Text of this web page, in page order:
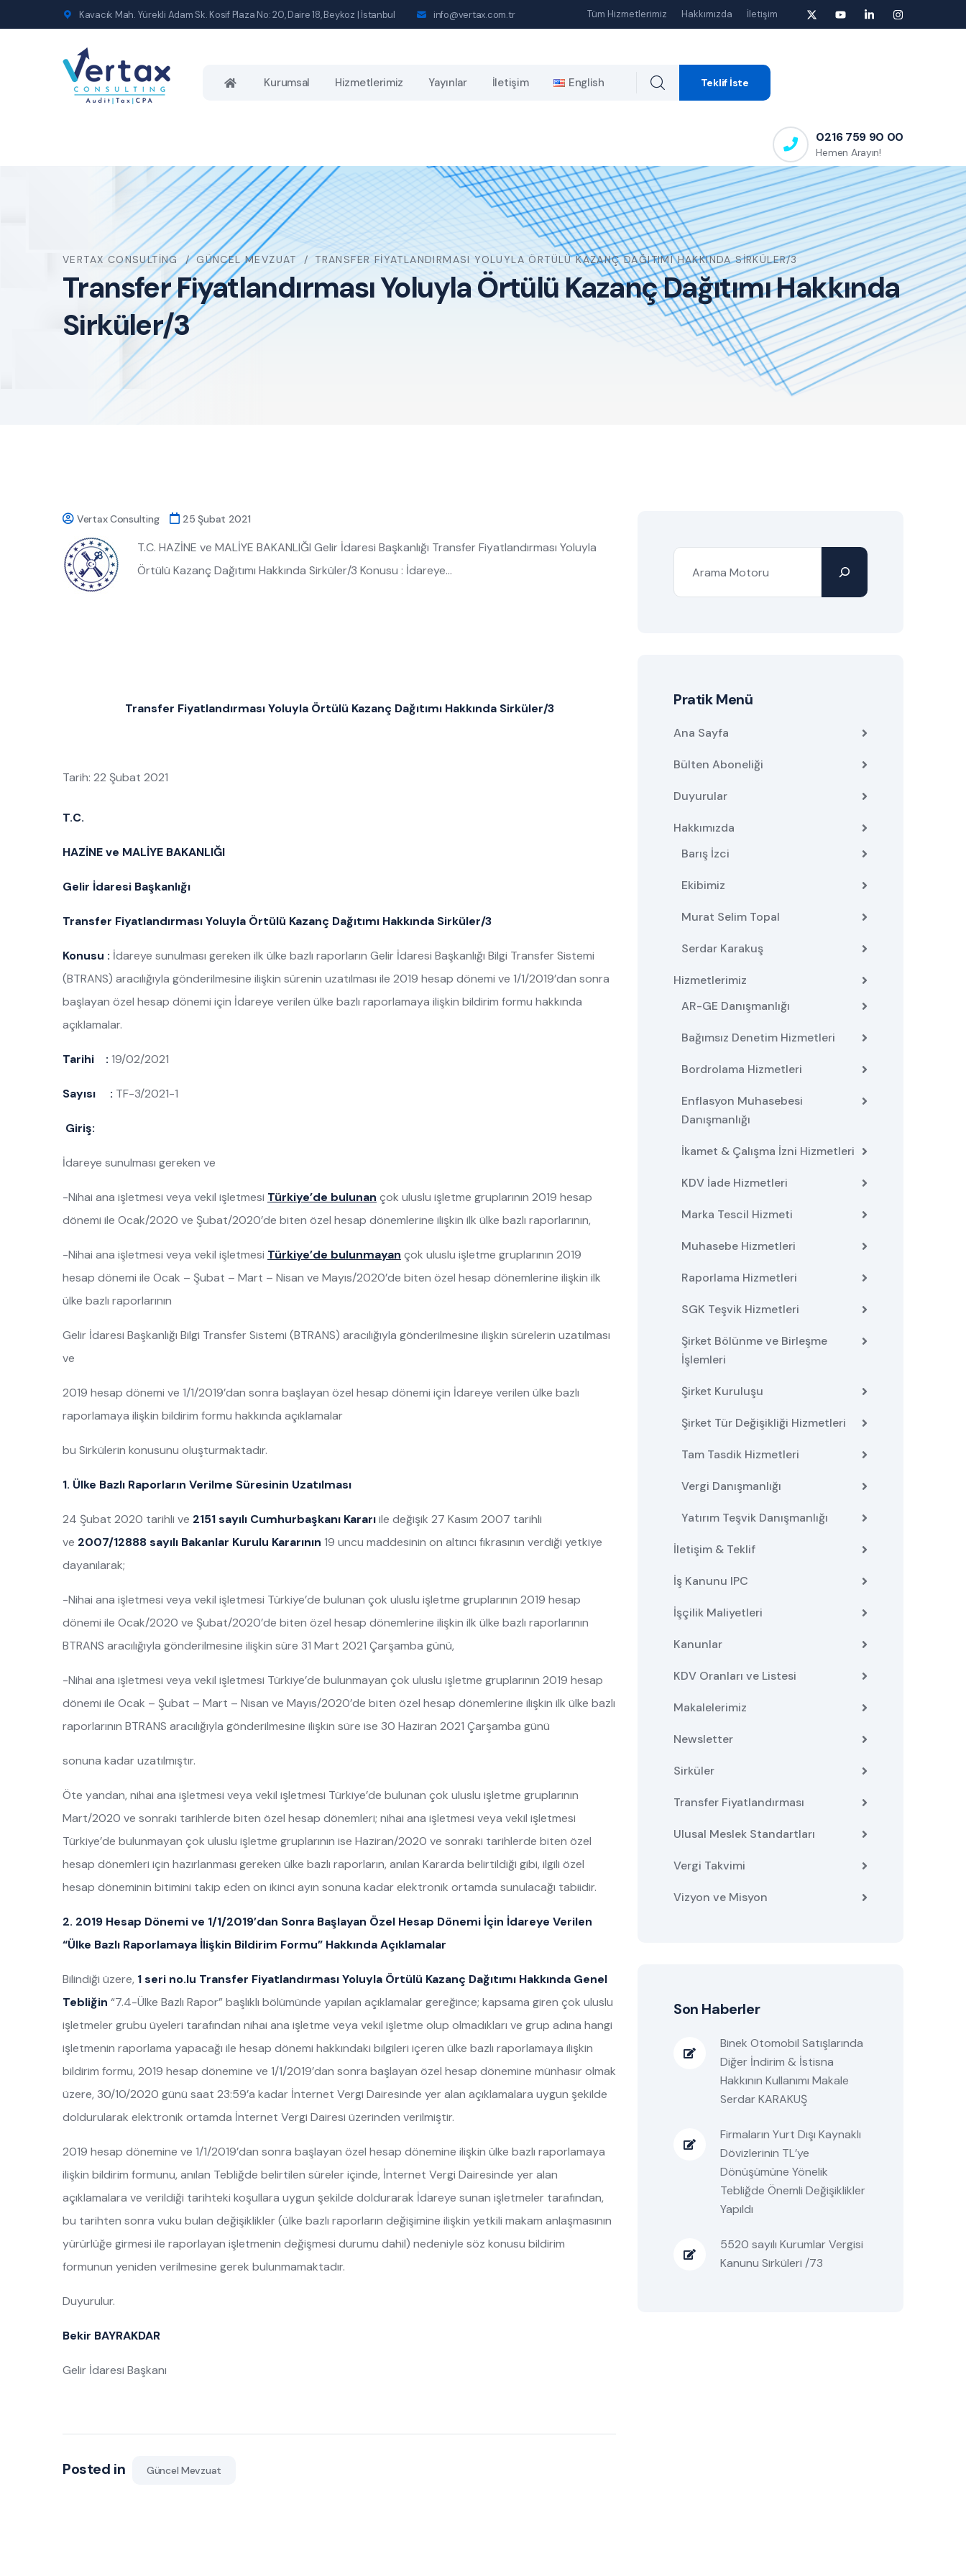
Kavacık Mah. Yürekli Adam Sk. Kosif Plaza No: 20, Daire 18, Beykoz | İstanbul info@vertax.com.tr Tüm Hizmetlerimiz Hakkımızda İletişim
Kurumsal Hizmetlerimiz Yayınlar İletişim English Teklif İste
0216 759 90 00
Hemen Arayın!
VERTAX CONSULTING GÜNCEL MEVZUAT TRANSFER FIYATLANDIRMASI YOLUYLA ÖRTÜLÜ KAZANÇ DAĞITIMI HAKKINDA SIRKÜLER/3
Transfer Fiyatlandırması Yoluyla Örtülü Kazanç Dağıtımı Hakkında
Sirküler/3
Vertax Consulting 25 Şubat 2021
T.C. HAZİNE ve MALİYE BAKANLIĞI Gelir İdaresi Başkanlığı Transfer Fiyatlandırması Yoluyla
Örtülü Kazanç Dağıtımı Hakkında Sirküler/3 Konusu : İdareye…
Transfer Fiyatlandırması Yoluyla Örtülü Kazanç Dağıtımı Hakkında Sirküler/3
Tarih: 22 Şubat 2021
T.C.
HAZİNE ve MALİYE BAKANLIĞI
Gelir İdaresi Başkanlığı
Transfer Fiyatlandırması Yoluyla Örtülü Kazanç Dağıtımı Hakkında Sirküler/3
Konusu : İdareye sunulması gereken ilk ülke bazlı raporların Gelir İdaresi Başkanlığı Bilgi Transfer Sistemi
(BTRANS) aracılığıyla gönderilmesine ilişkin sürenin uzatılması ile 2019 hesap dönemi ve 1/1/2019’dan sonra
başlayan özel hesap dönemi için İdareye verilen ülke bazlı raporlamaya ilişkin bildirim formu hakkında
açıklamalar.
Tarihi : 19/02/2021
Sayısı : TF-3/2021-1
Giriş:
İdareye sunulması gereken ve
-Nihai ana işletmesi veya vekil işletmesi Türkiye’de bulunan çok uluslu işletme gruplarının 2019 hesap
dönemi ile Ocak/2020 ve Şubat/2020’de biten özel hesap dönemlerine ilişkin ilk ülke bazlı raporlarının,
-Nihai ana işletmesi veya vekil işletmesi Türkiye’de bulunmayan çok uluslu işletme gruplarının 2019
hesap dönemi ile Ocak – Şubat – Mart – Nisan ve Mayıs/2020’de biten özel hesap dönemlerine ilişkin ilk
ülke bazlı raporlarının
Gelir İdaresi Başkanlığı Bilgi Transfer Sistemi (BTRANS) aracılığıyla gönderilmesine ilişkin sürelerin uzatılması
ve
2019 hesap dönemi ve 1/1/2019’dan sonra başlayan özel hesap dönemi için İdareye verilen ülke bazlı
raporlamaya ilişkin bildirim formu hakkında açıklamalar
bu Sirkülerin konusunu oluşturmaktadır.
1. Ülke Bazlı Raporların Verilme Süresinin Uzatılması
24 Şubat 2020 tarihli ve 2151 sayılı Cumhurbaşkanı Kararıile değişik 27 Kasım 2007 tarihli
ve 2007/12888 sayılı Bakanlar Kurulu Kararının 19 uncu maddesinin on altıncı fıkrasının verdiği yetkiye
dayanılarak;
-Nihai ana işletmesi veya vekil işletmesi Türkiye’de bulunan çok uluslu işletme gruplarının 2019 hesap
dönemi ile Ocak/2020 ve Şubat/2020’de biten özel hesap dönemlerine ilişkin ilk ülke bazlı raporlarının
BTRANS aracılığıyla gönderilmesine ilişkin süre 31 Mart 2021 Çarşamba günü,
-Nihai ana işletmesi veya vekil işletmesi Türkiye’de bulunmayan çok uluslu işletme gruplarının 2019 hesap
dönemi ile Ocak – Şubat – Mart – Nisan ve Mayıs/2020’de biten özel hesap dönemlerine ilişkin ilk ülke bazlı
raporlarının BTRANS aracılığıyla gönderilmesine ilişkin süre ise 30 Haziran 2021 Çarşamba günü
sonuna kadar uzatılmıştır.
Öte yandan, nihai ana işletmesi veya vekil işletmesi Türkiye’de bulunan çok uluslu işletme gruplarının
Mart/2020 ve sonraki tarihlerde biten özel hesap dönemleri; nihai ana işletmesi veya vekil işletmesi
Türkiye’de bulunmayan çok uluslu işletme gruplarının ise Haziran/2020 ve sonraki tarihlerde biten özel
hesap dönemleri için hazırlanması gereken ülke bazlı raporların, anılan Kararda belirtildiği gibi, ilgili özel
hesap döneminin bitimini takip eden on ikinci ayın sonuna kadar elektronik ortamda sunulacağı tabiidir.
2. 2019 Hesap Dönemi ve 1/1/2019’dan Sonra Başlayan Özel Hesap Dönemi İçin İdareye Verilen
“Ülke Bazlı Raporlamaya İlişkin Bildirim Formu” Hakkında Açıklamalar
Bilindiği üzere, 1 seri no.lu Transfer Fiyatlandırması Yoluyla Örtülü Kazanç Dağıtımı Hakkında Genel
Tebliğin “7.4-Ülke Bazlı Rapor” başlıklı bölümünde yapılan açıklamalar gereğince; kapsama giren çok uluslu
işletmeler grubu üyeleri tarafından nihai ana işletme veya vekil işletme olup olmadıkları ve grup adına hangi
işletmenin raporlama yapacağı ile hesap dönemi hakkındaki bilgileri içeren ülke bazlı raporlamaya ilişkin
bildirim formu, 2019 hesap dönemine ve 1/1/2019’dan sonra başlayan özel hesap dönemine münhasır olmak
üzere, 30/10/2020 günü saat 23:59’a kadar İnternet Vergi Dairesinde yer alan açıklamalara uygun şekilde
doldurularak elektronik ortamda İnternet Vergi Dairesi üzerinden verilmiştir.
2019 hesap dönemine ve 1/1/2019’dan sonra başlayan özel hesap dönemine ilişkin ülke bazlı raporlamaya
ilişkin bildirim formunu, anılan Tebliğde belirtilen süreler içinde, İnternet Vergi Dairesinde yer alan
açıklamalara ve verildiği tarihteki koşullara uygun şekilde doldurarak İdareye sunan işletmeler tarafından,
bu tarihten sonra vuku bulan değişiklikler (ülke bazlı raporların değişimine ilişkin yetkili makam anlaşmasının
yürürlüğe girmesi ile raporlayan işletmenin değişmesi durumu dahil) nedeniyle söz konusu bildirim
formunun yeniden verilmesine gerek bulunmamaktadır.
Duyurulur.
Bekir BAYRAKDAR
Gelir İdaresi Başkanı
Posted in Güncel Mevzuat
Pratik Menü
Ana Sayfa
Bülten Aboneliği
Duyurular
Hakkımızda
Barış İzci
Ekibimiz
Murat Selim Topal
Serdar Karakuş
Hizmetlerimiz
AR-GE Danışmanlığı
Bağımsız Denetim Hizmetleri
Bordrolama Hizmetleri
Enflasyon Muhasebesi
Danışmanlığı
İkamet & Çalışma İzni Hizmetleri
KDV İade Hizmetleri
Marka Tescil Hizmeti
Muhasebe Hizmetleri
Raporlama Hizmetleri
SGK Teşvik Hizmetleri
Şirket Bölünme ve Birleşme
İşlemleri
Şirket Kuruluşu
Şirket Tür Değişikliği Hizmetleri
Tam Tasdik Hizmetleri
Vergi Danışmanlığı
Yatırım Teşvik Danışmanlığı
İletişim & Teklif
İş Kanunu IPC
İşçilik Maliyetleri
Kanunlar
KDV Oranları ve Listesi
Makalelerimiz
Newsletter
Sirküler
Transfer Fiyatlandırması
Ulusal Meslek Standartları
Vergi Takvimi
Vizyon ve Misyon
Son Haberler
Binek Otomobil Satışlarında
Diğer İndirim & İstisna
Hakkının Kullanımı Makale
Serdar KARAKUŞ
Firmaların Yurt Dışı Kaynaklı
Dövizlerinin TL’ye
Dönüşümüne Yönelik
Tebliğde Önemli Değişiklikler
Yapıldı
5520 sayılı Kurumlar Vergisi
Kanunu Sirküleri /73